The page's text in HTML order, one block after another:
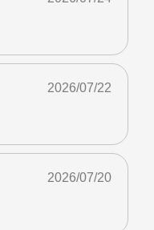
2026/07/22
2026/07/20